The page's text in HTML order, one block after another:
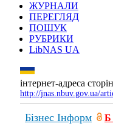
ЖУРНАЛИ
ПЕРЕГЛЯД
ПОШУК
РУБРИКИ
LibNAS UA
інтернет-адреса
http://jnas.nbuv.gov.ua/
Бізнес Інформ Б